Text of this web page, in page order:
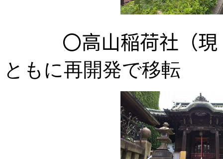
〇高山稲荷社（現
ともに再開発で移転